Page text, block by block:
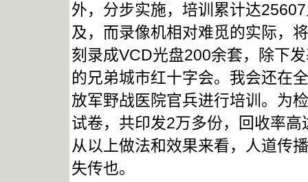
外，分步实施，培训累计达
及，而录像机相对难觅的实际，
刻录成VCD光盘200余套，除下
的兄弟城市红十字会。我会还在
放军野战医院官兵进行培训。为
试卷，共印发2万多份，回收率高
从以上做法和效果来看，人道传
失传也。